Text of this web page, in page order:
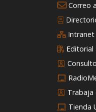
Correo
Intranet
Editorial
Trabaja
Tienda